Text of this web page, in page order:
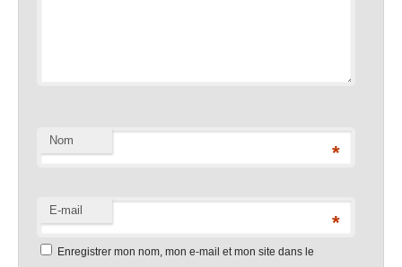
Nom
*
E-mail
*
Enregistrer mon nom, mon e-mail et mon site dans le